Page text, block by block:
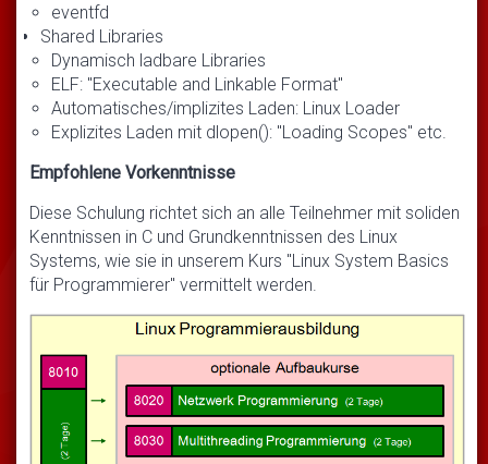
eventfd
Shared Libraries
Dynamisch ladbare Libraries
ELF: "Executable and Linkable Format"
Automatisches/implizites Laden: Linux Loader
Explizites Laden mit dlopen(): "Loading Scopes" etc.
Empfohlene Vorkenntnisse
Diese Schulung richtet sich an alle Teilnehmer mit soliden
Kenntnissen in C und Grundkenntnissen des Linux
Systems, wie sie in unserem Kurs "Linux System Basics
für Programmierer" vermittelt werden.